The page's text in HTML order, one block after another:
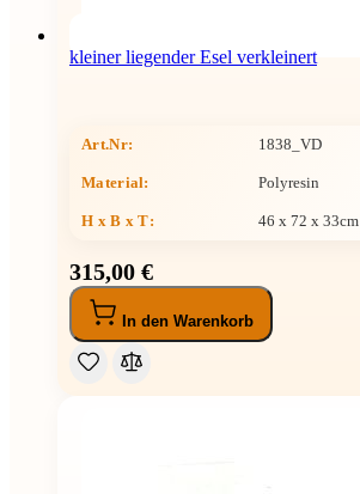
kleiner liegender Esel verkleinert
Art.Nr: 1838_VD
Material: Polyresin
H x B x T: 46 x 72 x 33cm
315,00 €
In den Warenkorb